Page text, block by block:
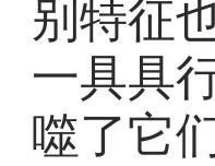
别特征
一具具
噬了它